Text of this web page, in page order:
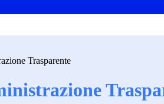
Trasparente